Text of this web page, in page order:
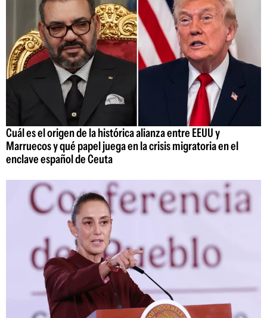
Cuál es el origen de la histórica alianza entre EEUU y
Marruecos y qué papel juega en la crisis migratoria en el
enclave español de Ceuta